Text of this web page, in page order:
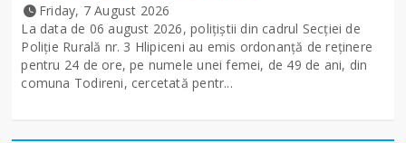
Friday, 7 August 2026
La data de 06 august 2026, polițiștii din cadrul Secției de
Poliție Rurală nr. 3 Hlipiceni au emis ordonanță de reținere
pentru 24 de ore, pe numele unei femei, de 49 de ani, din
comuna Todireni, cercetată pentr...